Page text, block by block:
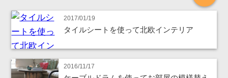
2017/01/19
タイルシートを使って北欧インテリア
2016/11/17